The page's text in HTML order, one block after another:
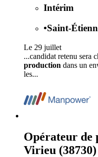
Intérim
•Saint-
Le 29 juillet
...candidat retenu sera
production dans un
les...
Opérateur de
Virieu